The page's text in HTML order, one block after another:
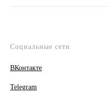
Социальные сети
ВКонтакте
Telegram